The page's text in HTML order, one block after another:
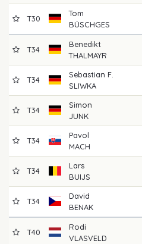
T30
Tom
BÜSCHGES
T34
Benedikt
THALMAYR
T34
Sebastian F.
SLIWKA
T34
Simon
JUNK
T34
Pavol
MACH
T34
Lars
BUIJS
T34
David
BENAK
T40
Rodi
VLASVELD